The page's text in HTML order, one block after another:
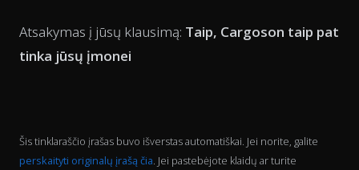
Atsakymas į jūsų klausimą: Taip, Cargoson taip pat
tinka jūsų įmonei
Šis tinklaraščio įrašas buvo išverstas automatiškai. Jei norite, galite
perskaityti originalų įrašą čia. Jei pastebėjote klaidų ar turite